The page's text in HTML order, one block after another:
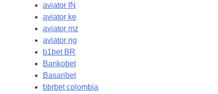
aviator IN
aviator ke
aviator mz
aviator ng
b1bet BR
Bankobet
Basaribet
bbrbet colombia